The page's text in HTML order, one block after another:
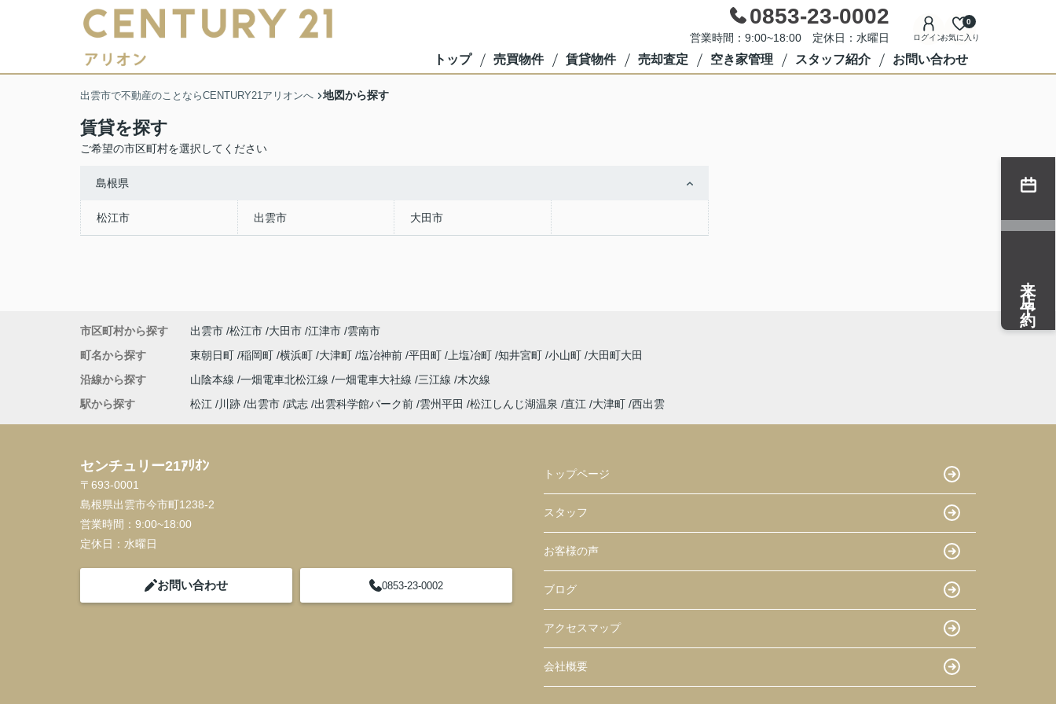
0853-23-0002
営業時間：9:00~18:00 定休日：水曜日 ログインお気に入り
0
トップ 売買物件 賃貸物件 売却査定 空き家管理 スタッフ紹介 お問い合わせ
出雲市で不動産のことならCENTURY21アリオンへ 地図から探す
賃貸を探す
ご希望の市区町村を選択してください
島根県
松江市 出雲市 大田市
来店予約
市区町村から探す 出雲市 松江市 大田市 江津市 雲南市
町名から探す
東朝日町 稲岡町 横浜町 大津町 塩冶神前 平田町 上塩冶町 知井宮町 小山町 大田町大田
沿線から探す
山陰本線 一畑電車北松江線 一畑電車大社線 三江線
木次線
駅から探す
松江 川跡 出雲市 武志 出雲科学館パーク前 雲州平田 松江しんじ湖温泉 直江 大津町 西出雲
センチュリー21ｱﾘｵﾝ
〒693-0001
島根県出雲市今市町1238-2
営業時間： 9:00~18:00
定休日： 水曜日
お問い合わせ 0853-23-0002
トップページ
スタッフ
お客様の声
ブログ
アクセスマップ
会社概要